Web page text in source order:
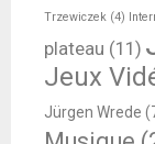
Trzewiczek (4)
plateau (11)
Jeux
Jürgen Wrede